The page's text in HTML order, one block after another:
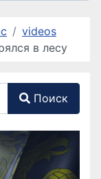
videos
в лесу
Поиск